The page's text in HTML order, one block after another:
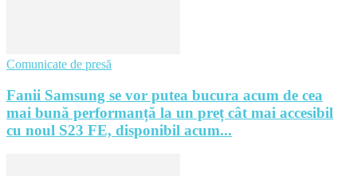
Comunicate de presă
Fanii Samsung se vor putea bucura acum de cea
mai bună performanță la un preț cât mai accesibil
cu noul S23 FE, disponibil acum...